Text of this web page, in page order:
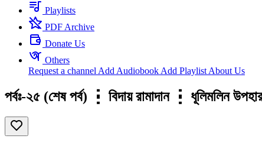
Playlists
PDF Archive
Donate Us
Others
Request a channel Add Audiobook Add Playlist About Us
পর্বঃ-২৫ (শেষ পর্ব) ┇ বিদায় রামাদান ┇